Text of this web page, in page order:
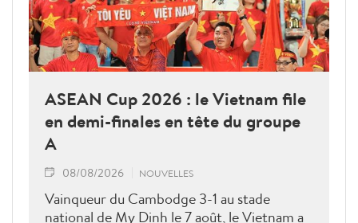
ASEAN Cup 2026 : le Vietnam file
en demi-finales en tête du groupe
A
08/08/2026 NOUVELLES
Vainqueur du Cambodge 3-1 au stade
national de My Dinh le 7 août, le Vietnam a